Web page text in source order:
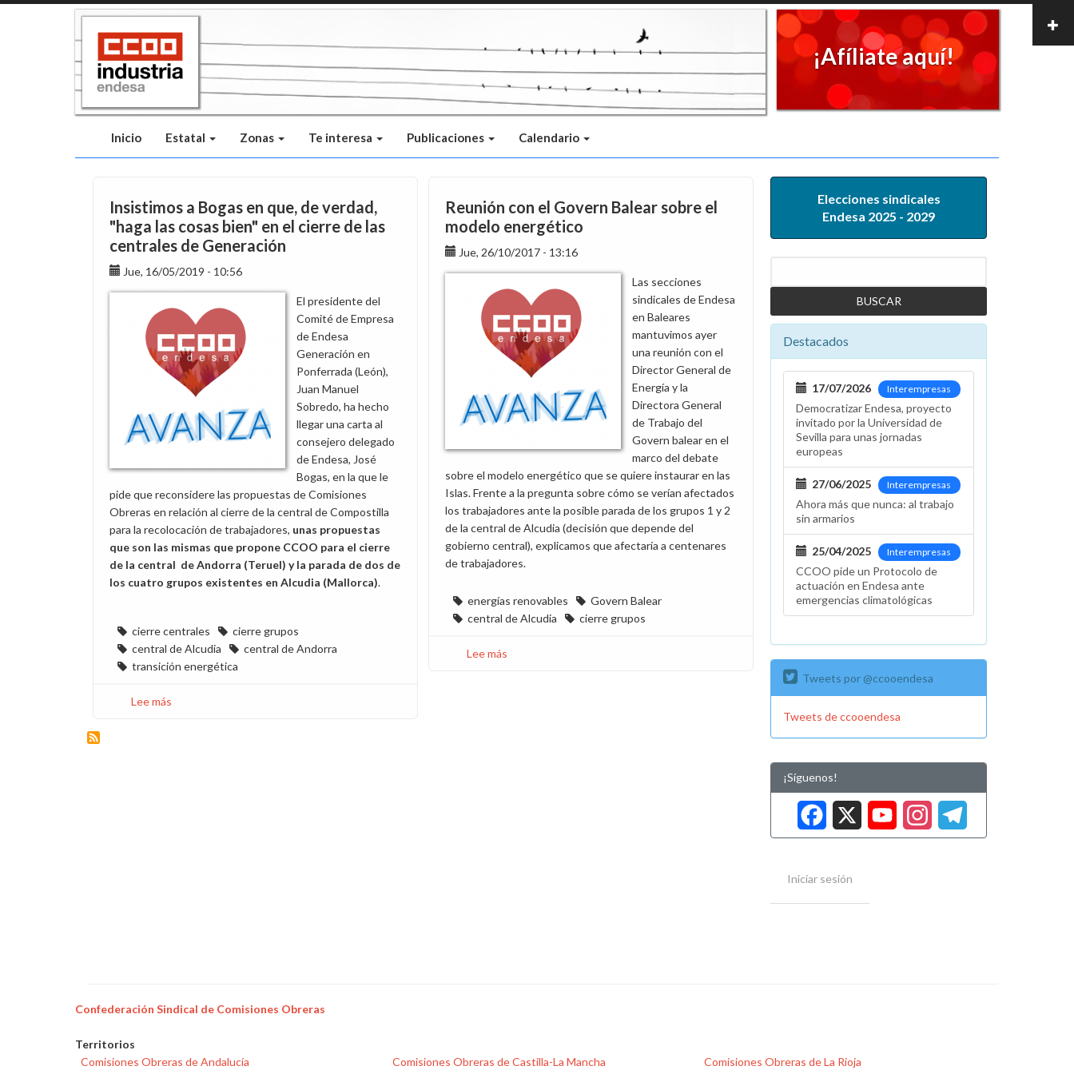
¡Afíliate aquí!
Inicio Estatal Zonas Te interesa Publicaciones Calendario
Insistimos a Bogas en que, de verdad,
"haga las cosas bien" en el cierre de las
centrales de Generación
Jue, 16/05/2019 - 10:56
El presidente del
Comité de Empresa
de Endesa
Generación en
Ponferrada (León),
Juan Manuel
Sobredo, ha hecho
llegar una carta al
consejero delegado
de Endesa, José
Bogas, en la que le
pide que reconsidere las propuestas de Comisiones
Obreras en relación al cierre de la central de Compostilla
para la recolocación de trabajadores, unas propuestas
que son las mismas que propone CCOO para el cierre
de la central de Andorra (Teruel) y la parada de dos de
los cuatro grupos existentes en Alcudia (Mallorca).
cierre centrales
cierre grupos
central de Alcudia
central de Andorra
transición energética
Lee más
de
Reunión con el Govern Balear sobre el
modelo energético
Jue, 26/10/2017 - 13:16
Las secciones
sindicales de Endesa
en Baleares
mantuvimos ayer
una reunión con el
Director General de
Energía y la
Directora General
de Trabajo del
Govern balear en el
marco del debate
sobre el modelo energético que se quiere instaurar en las
Islas. Frente a la pregunta sobre cómo se verían afectados
los trabajadores ante la posible parada de los grupos 1 y 2
de la central de Alcudia (decisión que depende del
gobierno central), explicamos que afectaría a centenares
de trabajadores.
energías renovables
Govern Balear
central de Alcudia
cierre grupos
Lee más
Elecciones sindicales
Endesa 2025 - 2029
Destacados
Interempresas
17/07/2026
Democratizar Endesa, proyecto
invitado por la Universidad de
Sevilla para unas jornadas
europeas
Interempresas
27/06/2025
Ahora más que nunca: al trabajo
sin armarios
Interempresas
25/04/2025
CCOO pide un Protocolo de
actuación en Endesa ante
emergencias climatológicas
Tweets por @ccooendesa
Tweets de ccooendesa
¡Síguenos!
Facebook
XYouTube
Iniciar sesión
Confederación Sindical de Comisiones Obreras
Territorios
Comisiones Obreras de Andalucía
Comisiones Obreras de Castilla-La Mancha
Comisiones Obreras de La Rioja